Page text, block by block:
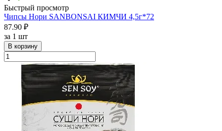
Быстрый просмотр
Чипсы Нори SANBONSAI КИМЧИ 4,5г*72
87.90 ₽
за 1 шт
В корзину